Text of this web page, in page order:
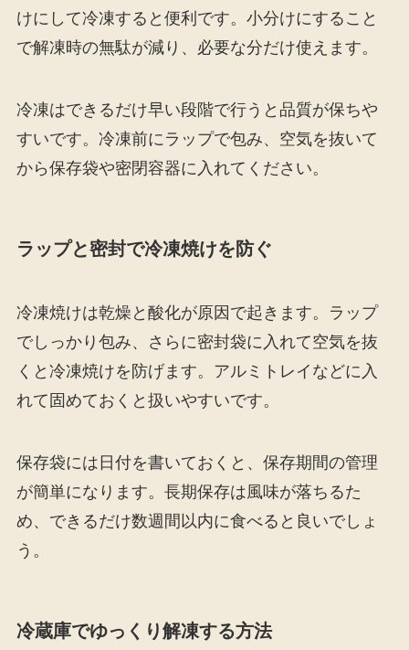
けにして冷凍すると便利です。小分けにすること
で解凍時の無駄が減り、必要な分だけ使えます。
冷凍はできるだけ早い段階で行うと品質が保ちや
すいです。冷凍前にラップで包み、空気を抜いて
から保存袋や密閉容器に入れてください。
ラップと密封で冷凍焼けを防ぐ
冷凍焼けは乾燥と酸化が原因で起きます。ラップ
でしっかり包み、さらに密封袋に入れて空気を抜
くと冷凍焼けを防げます。アルミトレイなどに入
れて固めておくと扱いやすいです。
保存袋には日付を書いておくと、保存期間の管理
が簡単になります。長期保存は風味が落ちるた
め、できるだけ数週間以内に食べると良いでしょ
う。
冷蔵庫でゆっくり解凍する方法